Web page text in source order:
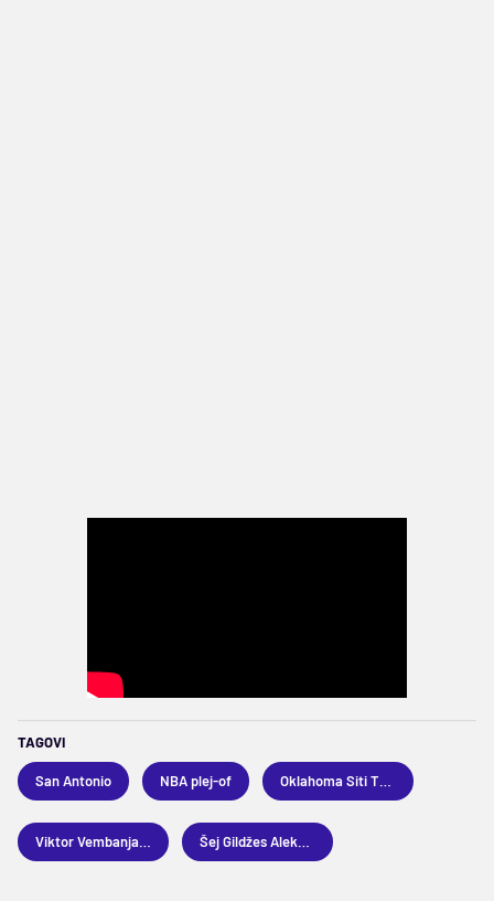
TAGOVI
San Antonio NBA plej-of Oklahoma Siti Tander
Viktor Vembanjama Šej Gildžes Aleksander